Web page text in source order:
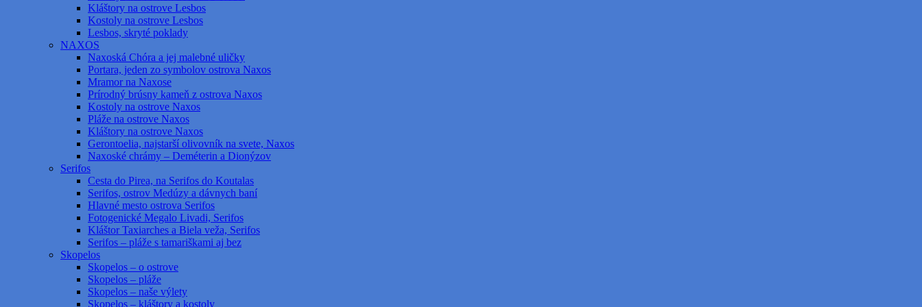
Kláštory na ostrove Lesbos
Kostoly na ostrove Lesbos
Lesbos, skryté poklady
NAXOS
Naxoská Chóra a jej malebné uličky
Portara, jeden zo symbolov ostrova Naxos
Mramor na Naxose
Prírodný brúsny kameň z ostrova Naxos
Kostoly na ostrove Naxos
Pláže na ostrove Naxos
Kláštory na ostrove Naxos
Gerontoelia, najstarší olivovník na svete, Naxos
Naxoské chrámy – Deméterin a Dionýzov
Serifos
Cesta do Pirea, na Serifos do Koutalas
Serifos, ostrov Medúzy a dávnych baní
Hlavné mesto ostrova Serifos
Fotogenické Megalo Livadi, Serifos
Kláštor Taxiarches a Biela veža, Serifos
Serifos – pláže s tamariškami aj bez
Skopelos
Skopelos – o ostrove
Skopelos – pláže
Skopelos – naše výlety
Skopelos – kláštory a kostoly